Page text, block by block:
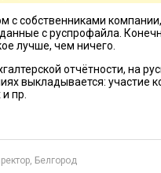
с собственниками
с руспрофайла.
лучше, чем ничего.
отчётности, на
выкладывается: участие
пр.
Белгород